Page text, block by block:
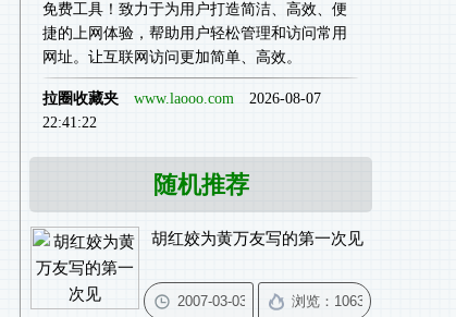
免费工具！致力于为用户打造简洁、高效、便
捷的上网体验，帮助用户轻松管理和访问常用
网址。让互联网访问更加简单、高效。
拉圈收藏夹 www.laooo.com 2026-08-07
22:41:22
随机推荐
胡红姣为黄万友写的第一次见